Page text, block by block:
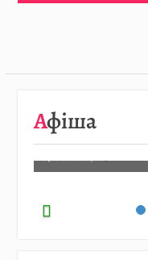
Афіша
08.08
Детальніше…